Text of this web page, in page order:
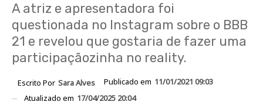
A atriz e apresentadora foi
questionada no Instagram sobre o BBB
21 e revelou que gostaria de fazer uma
participaçãozinha no reality.
Escrito Por Sara Alves Publicado em 11/01/2021 09:03
Atualizado em 17/04/2025 20:04